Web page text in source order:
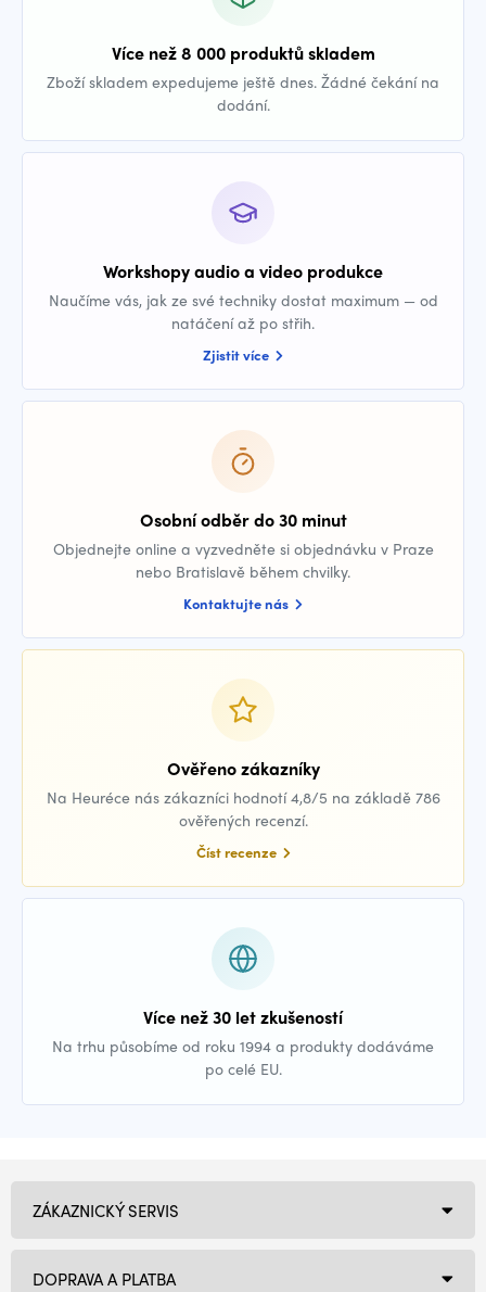
Více než 8 000 produktů skladem
Zboží skladem expedujeme ještě dnes. Žádné čekání na
dodání.
Workshopy audio a video produkce
Naučíme vás, jak ze své techniky dostat maximum — od
natáčení až po střih.
Zjistit více
Osobní odběr do 30 minut
Objednejte online a vyzvedněte si objednávku v Praze
nebo Bratislavě během chvilky.
Kontaktujte nás
Ověřeno zákazníky
Na Heuréce nás zákazníci hodnotí 4,8/5 na základě 786
ověřených recenzí.
Číst recenze
Více než 30 let zkušeností
Na trhu působíme od roku 1994 a produkty dodáváme
po celé EU.
ZÁKAZNICKÝ SERVIS
DOPRAVA A PLATBA